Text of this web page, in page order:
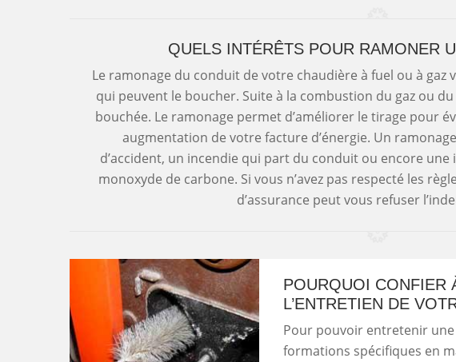
QUELS INTÉRÊTS POUR RAMONER
Le ramonage du conduit de votre chaudière à fuel ou à gaz
qui peuvent le boucher. Suite à la combustion du gaz ou
bouchée. Le ramonage permet d’améliorer le tirage pour
augmentation de votre facture d’énergie. Un
d’accident, un incendie qui part du conduit ou encore
monoxyde de carbone. Si vous n’avez pas respecté les
d’assurance peut vous refuser
POURQUOI CONFIER
L’ENTRETIEN DE
Pour pouvoir entretenir
formations spécifiques en